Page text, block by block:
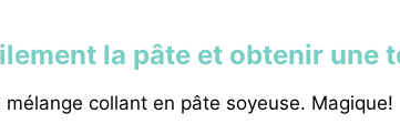
la pâte et obtenir une
collant en pâte soyeuse. Magique!